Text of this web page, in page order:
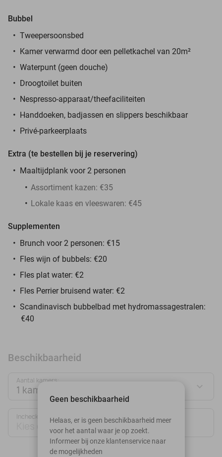
Bubbel
Tweepersoonsbed
Kamer verwarmd door een pelletkachel van 20m²
Waterpunt (geen douche)
Droogtoilet buiten
Nespresso-apparaat/theefaciliteiten
Handdoeken, badjassen en slippers beschikbaar
Privé-parkeerplaats
Extra (te bestellen bij je reservering)
Maaltijdplank voor 2 personen
Assortiment kazen: €35
Lokale kaas en vleeswaren: €45
Supplementen
Brunch voor 2 personen: €15
Fles wijn of bubbels: €20
Fles plat water: €2
Fles Perrier bruisend water: €2
Scandinavisch bubbelbad met hydromassagestralen:
€40
Beschikbaarheid
Aantal kamers:
1 kamer
Inchecken
Kies datum
Uitchecken
Kies datum
Geen beschikbaarheid
Helaas, er is geen beschikbaarheid meer
voor het aantal waar je op zoekt.
Informeer bij onze klantenservice naar
de mogelijkheden